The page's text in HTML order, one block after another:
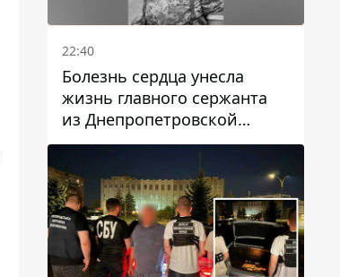
22:40
Болезнь сердца унесла
жизнь главного сержанта
из Днепропетровской
области Юрия Свистуна